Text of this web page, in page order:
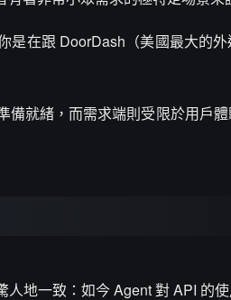
在跟 DoorDash（美國最大的
就緒，而需求端則受限於用戶
地一致：如今 Agent 對 API 的